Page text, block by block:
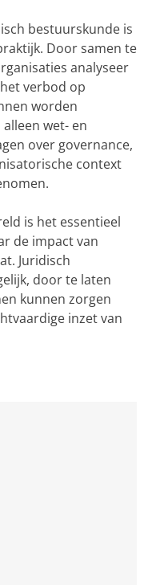
bestuurskunde is
Door samen te
analyseer
verbod op
worden
wet- en
over governance,
context
is het essentieel
de impact van
Juridisch
door te laten
kunnen zorgen
inzet van